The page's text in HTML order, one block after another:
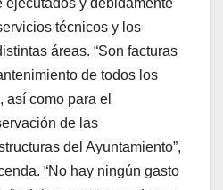
ejecutados y debidamente
técnicos y los
áreas. “Son facturas
de todos los
como para el
de las
del Ayuntamiento”,
“No hay ningún gasto